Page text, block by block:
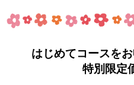
はじめてコースを
特別限定